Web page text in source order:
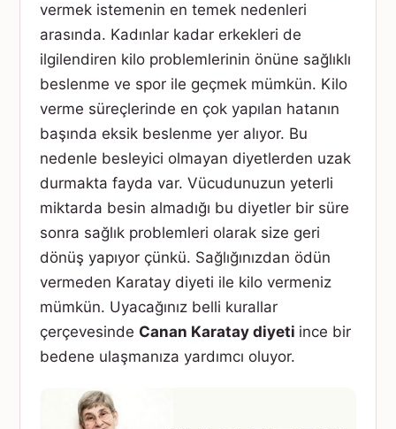
vermek istemenin en temek nedenleri
arasında. Kadınlar kadar erkekleri de
ilgilendiren kilo problemlerinin önüne sağlıklı
beslenme ve spor ile geçmek mümkün. Kilo
verme süreçlerinde en çok yapılan hatanın
başında eksik beslenme yer alıyor. Bu
nedenle besleyici olmayan diyetlerden uzak
durmakta fayda var. Vücudunuzun yeterli
miktarda besin almadığı bu diyetler bir süre
sonra sağlık problemleri olarak size geri
dönüş yapıyor çünkü. Sağlığınızdan ödün
vermeden Karatay diyeti ile kilo vermeniz
mümkün. Uyacağınız belli kurallar
çerçevesinde Canan Karatay diyeti ince bir
bedene ulaşmanıza yardımcı oluyor.